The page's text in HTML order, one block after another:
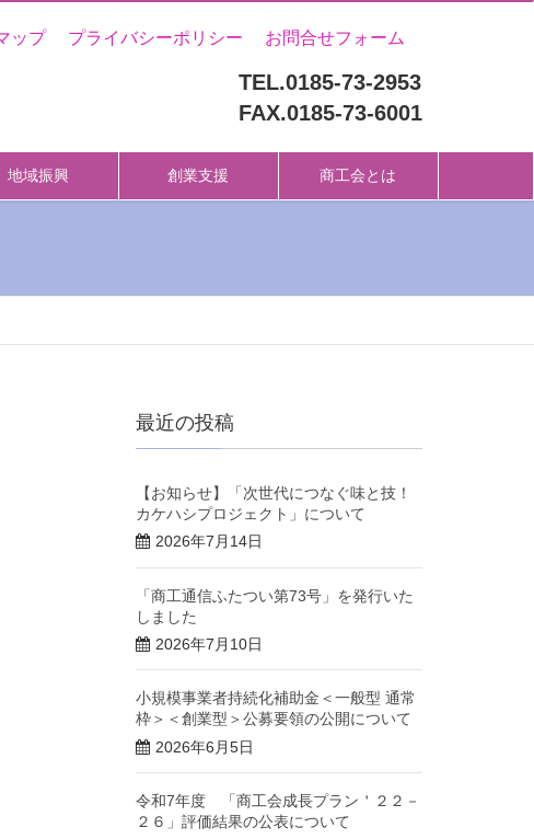
ップ プライバシーポリシー お問合せフォーム
TEL.0185-73-2953
FAX.0185-73-6001
地域振興 創業支援 商工会とは
最近の投稿
【お知らせ】「次世代につなぐ味と技！
カケハシプロジェクト」について
2026年7月14日
「商工通信ふたつい第73号」を発行いた
しました
2026年7月10日
小規模事業者持続化補助金＜一般型 通常
枠＞＜創業型＞公募要領の公開について
2026年6月5日
令和7年度 「商工会成長プラン＇２２－
２６」評価結果の公表について